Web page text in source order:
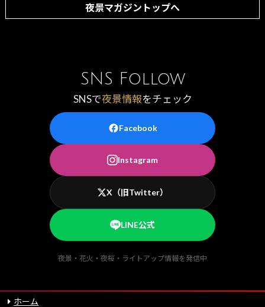
夜景マガジントップへ
SNS Follow
SNSで夜景情報をチェック
Facebook
Instagram
X（旧Twitter）
LINE公式
夜景・花火・夜桜・ライトアップ情報を発信中
ホーム